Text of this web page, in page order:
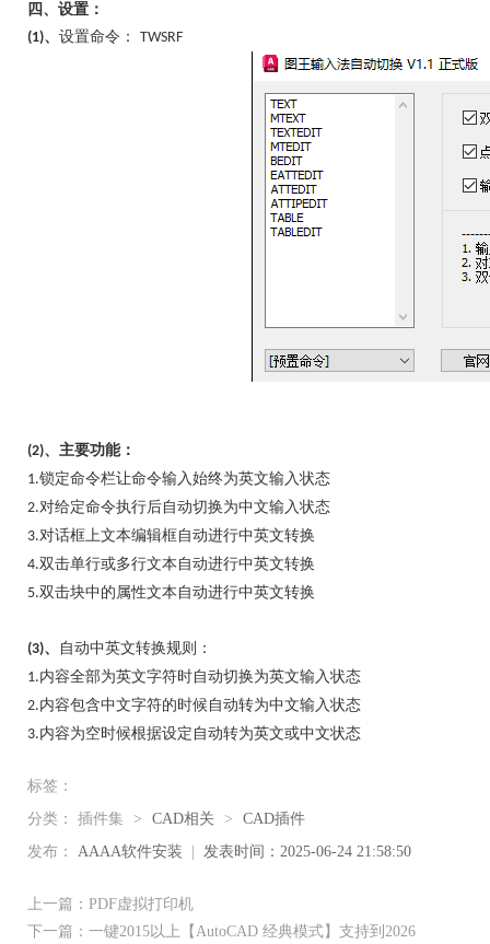
四、设置：
(1)、 设置命令： TWSRF
(2)、主要功能：
1.锁定命令栏让命令输入始终为英文输入状态
2.对给定命令执行后自动切换为中文输入状态
3.对话框上文本编辑框自动进行中英文转换
4.双击单行或多行文本自动进行中英文转换
5.双击块中的属性文本自动进行中英文转换
(3)、
自动中英文转换规则：
1.内容全部为英文字符时自动切换为英文输入状态
2.内容包含中文字符的时候自动转为中文输入状态
3.内容为空时候根据设定自动转为英文或中文状态
标签：
分类： 插件集 > CAD相关 >
CAD插件
发布： AAAA软件安装 发表时间：2025-06-24 21:58:50
上一篇：PDF虚拟打印机
下一篇：一键2015以上【AutoCAD 经典模式】支持到2026